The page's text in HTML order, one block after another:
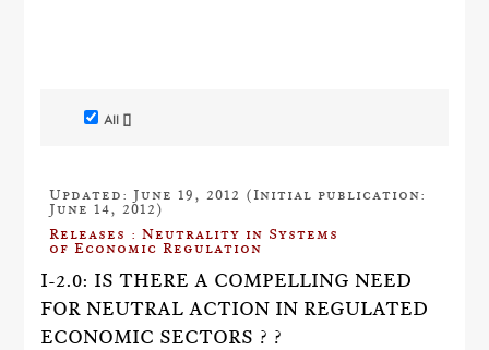
All []
Updated: June 19, 2012 (Initial publication:
June 14, 2012)
Releases : Neutrality in Systems
of Economic Regulation
I-2.0: IS THERE A COMPELLING NEED
FOR NEUTRAL ACTION IN REGULATED
ECONOMIC SECTORS ? ?